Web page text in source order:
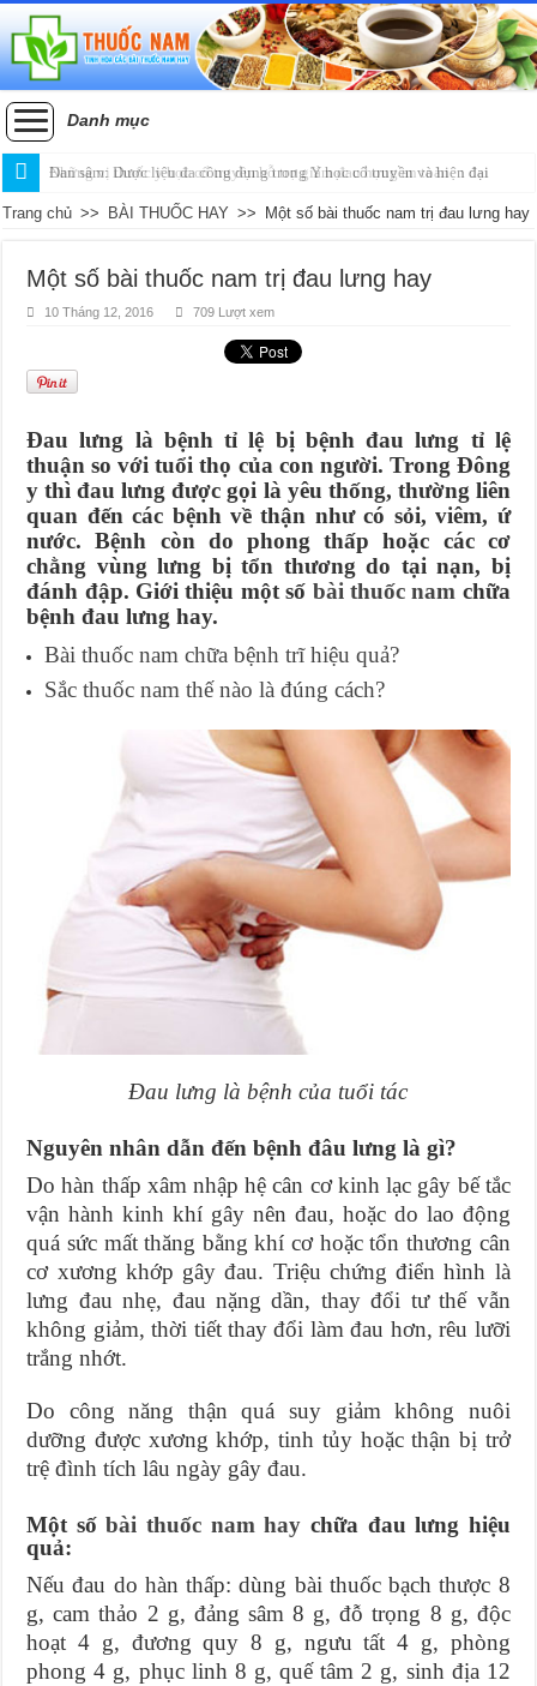
Danh mục
Những vị thuốc y học cổ truyền hỗ trợ giảm đau họng an toàn
Đan sâm: Dược liệu đa công dụng trong Y học cổ truyền và hiện đại
Trang chủ >> BÀI THUỐC HAY >> Một số bài thuốc nam trị đau lưng hay
Một số bài thuốc nam trị đau lưng hay
10 Tháng 12, 2016 709 Lượt xem
Đau lưng là bệnh tỉ lệ bị bệnh đau lưng tỉ lệ
thuận so với tuổi thọ của con người. Trong Đông
y thì đau lưng được gọi là yêu thống, thường liên
quan đến các bệnh về thận như có sỏi, viêm, ứ
nước. Bệnh còn do phong thấp hoặc các cơ
chằng vùng lưng bị tổn thương do tại nạn, bị
đánh đập. Giới thiệu một số bài thuốc nam chữa
bệnh đau lưng hay.
Bài thuốc nam chữa bệnh trĩ hiệu quả?
Sắc thuốc nam thế nào là đúng cách?
Đau lưng là bệnh của tuổi tác
Nguyên nhân dẫn đến bệnh đâu lưng là gì?
Do hàn thấp xâm nhập hệ cân cơ kinh lạc gây bế tắc
vận hành kinh khí gây nên đau, hoặc do lao động
quá sức mất thăng bằng khí cơ hoặc tổn thương cân
cơ xương khớp gây đau. Triệu chứng điển hình là
lưng đau nhẹ, đau nặng dần, thay đổi tư thế vẫn
không giảm, thời tiết thay đổi làm đau hơn, rêu lưỡi
trắng nhớt.
Do công năng thận quá suy giảm không nuôi
dưỡng được xương khớp, tinh tủy hoặc thận bị trở
trệ đình tích lâu ngày gây đau.
Một sốbài thuốc nam hay chữa đau lưng hiệu
quả:
Nếu đau do hàn thấp: dùng bài thuốc bạch thược 8
g, cam thảo 2 g, đảng sâm 8 g, đỗ trọng 8 g, độc
hoạt 4 g, đương quy 8 g, ngưu tất 4 g, phòng
phong 4 g, phục linh 8 g, quế tâm 2 g, sinh địa 12